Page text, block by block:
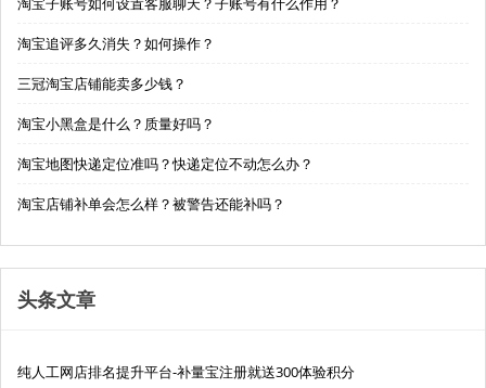
淘宝追评多久消失？如何操作？
三冠淘宝店铺能卖多少钱？
淘宝小黑盒是什么？质量好吗？
淘宝地图快递定位准吗？快递定位不动怎么办？
淘宝店铺补单会怎么样？被警告还能补吗？
头条文章
纯人工网店排名提升平台-补量宝注册就送300体验积分